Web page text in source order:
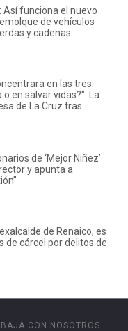
Así funciona el nuevo
de vehículos
y cadenas
en las tres
en salvar vidas?": La
de La Cruz tras
de ‘Mejor Niñez’
y apunta a
de Renaico, es
de cárcel por delitos de
CON NOSOTROS